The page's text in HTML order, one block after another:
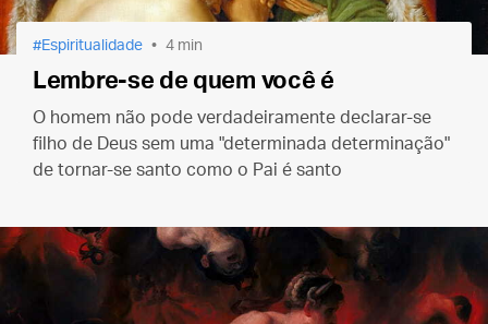
Espiritualidade 4 min
Lembre-se de quem você é
O homem não pode verdadeiramente declarar-se
filho de Deus sem uma "determinada determinação"
de tornar-se santo como o Pai é santo